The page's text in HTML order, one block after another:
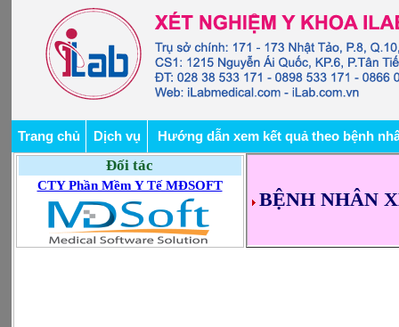
Trang chủ Dịch vụ Hướng dẫn xem kết quả theo bệnh
Đối tác
CTY Phần Mềm Y Tế MĐSOFT
BỆNH NHÂN